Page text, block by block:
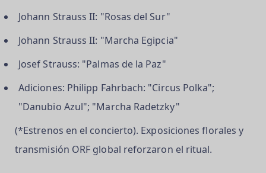
Johann Strauss II: "Rosas del Sur"
Johann Strauss II: "Marcha Egipcia"
Josef Strauss: "Palmas de la Paz"
Adiciones: Philipp Fahrbach: "Circus Polka";
"Danubio Azul"; "Marcha Radetzky"
(*Estrenos en el concierto). Exposiciones florales y
transmisión ORF global reforzaron el ritual.